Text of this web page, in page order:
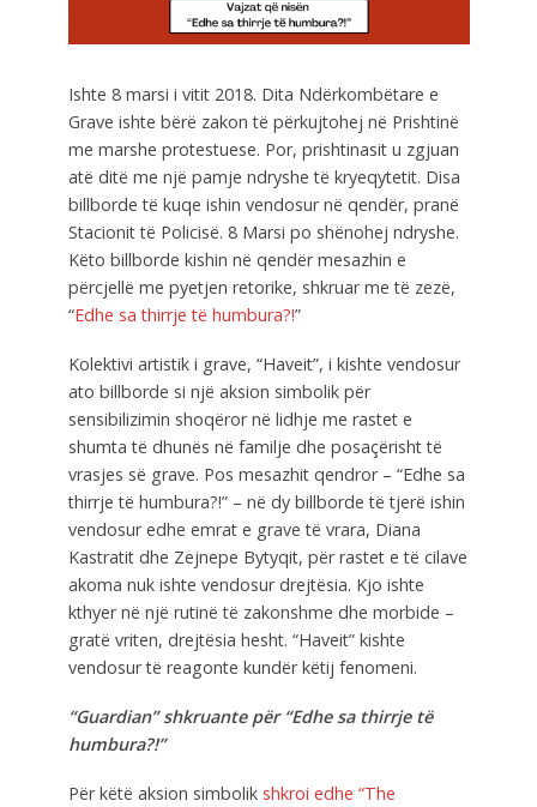
Ishte 8 marsi i vitit 2018. Dita Ndërkombëtare e
Grave ishte bërë zakon të përkujtohej në Prishtinë
me marshe protestuese. Por, prishtinasit u zgjuan
atë ditë me një pamje ndryshe të kryeqytetit. Disa
billborde të kuqe ishin vendosur në qendër, pranë
Stacionit të Policisë. 8 Marsi po shënohej ndryshe.
Këto billborde kishin në qendër mesazhin e
përcjellë me pyetjen retorike, shkruar me të zezë,
“Edhe sa thirrje të humbura?!”
Kolektivi artistik i grave, “Haveit”, i kishte vendosur
ato billborde si një aksion simbolik për
sensibilizimin shoqëror në lidhje me rastet e
shumta të dhunës në familje dhe posaçërisht të
vrasjes së grave. Pos mesazhit qendror – “Edhe sa
thirrje të humbura?!” – në dy billborde të tjerë ishin
vendosur edhe emrat e grave të vrara, Diana
Kastratit dhe Zejnepe Bytyqit, për rastet e të cilave
akoma nuk ishte vendosur drejtësia. Kjo ishte
kthyer në një rutinë të zakonshme dhe morbide –
gratë vriten, drejtësia hesht. “Haveit” kishte
vendosur të reagonte kundër këtij fenomeni.
“Guardian” shkruante për “Edhe sa thirrje të
humbura?!”
Për këtë aksion simbolik shkroi edhe “The